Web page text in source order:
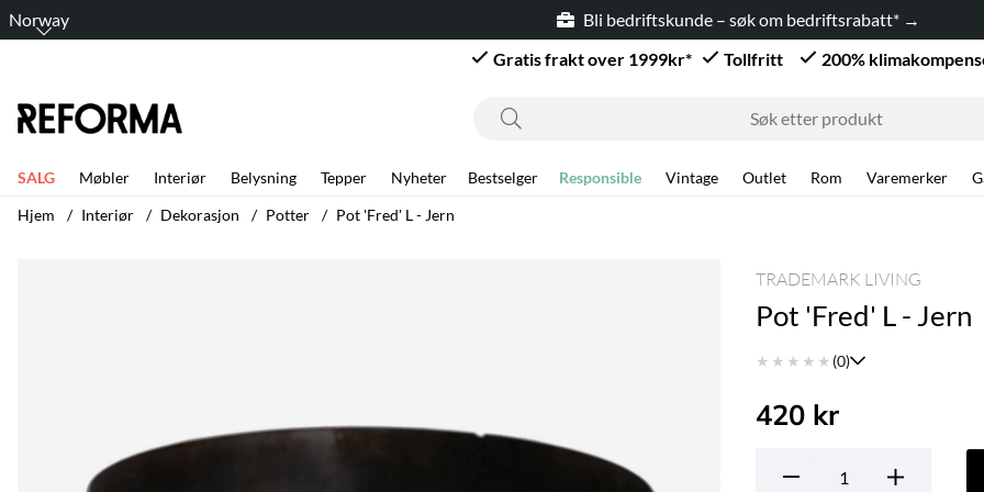
Norway
Bli bedriftskunde – søk om bedriftsrabatt* →
Gratis frakt over 1999kr*
Tollfritt 200%
SALG Møbler Interiør Belysning Tepper Nyheter Bestselger Responsible Vintage Outlet Rom Varemerker
Hjem
Interiør Dekorasjon Potter Pot 'Fred' L - Jern
TRADEMARK LIVING
Pot 'Fred' L - Jern
★ ★ ★ ★ ★ (0)
420 kr